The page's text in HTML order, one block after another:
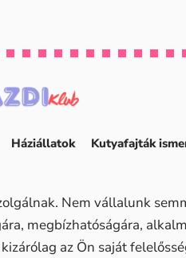
Háziállatok Kutyafajták
Nem vállalunk
megbízhatóságára,
az Ön saját